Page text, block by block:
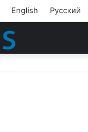
English Русский